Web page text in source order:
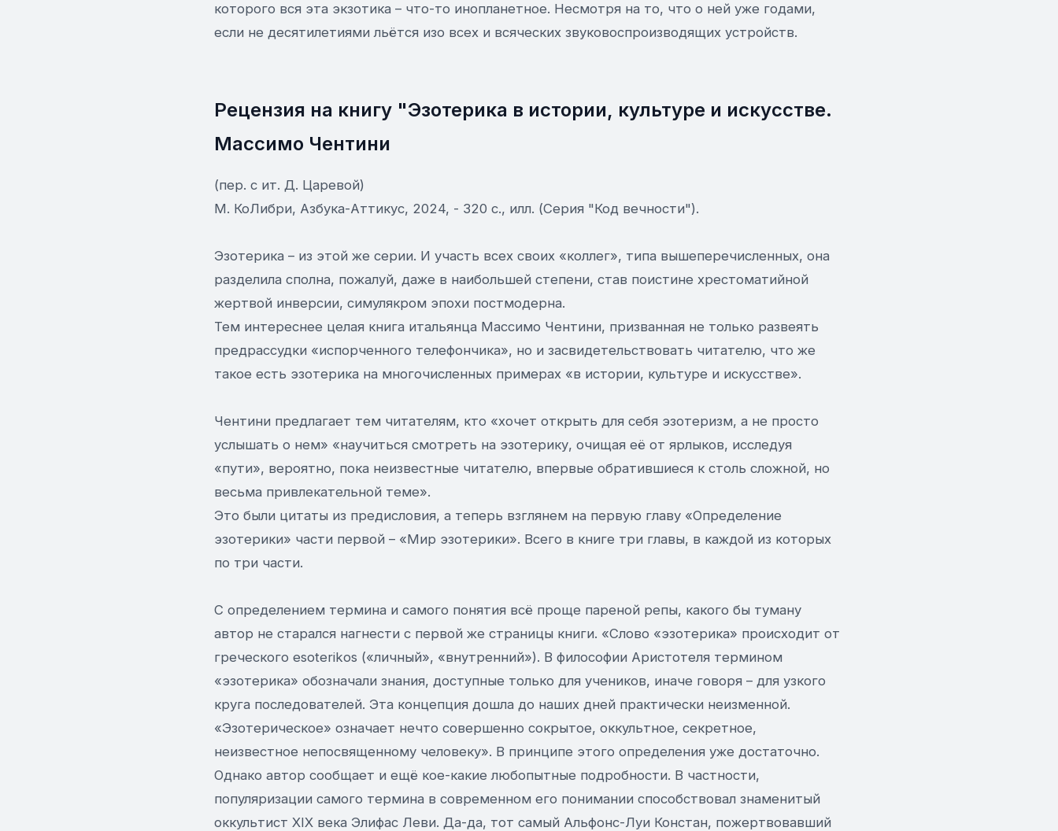
которого вся эта экзотика – что-то инопланетное. Несмотря на то, что о ней уже годами,
если не десятилетиями льётся изо всех и всяческих звуковоспроизводящих устройств.
Рецензия на книгу "Эзотерика в истории, культуре и искусстве.
Массимо Чентини
(пер. с ит. Д. Царевой)
М. КоЛибри, Азбука-Аттикус, 2024, - 320 с., илл. (Серия "Код вечности").
Эзотерика – из этой же серии. И участь всех своих «коллег», типа вышеперечисленных, она
разделила сполна, пожалуй, даже в наибольшей степени, став поистине хрестоматийной
жертвой инверсии, симулякром эпохи постмодерна.
Тем интереснее целая книга итальянца Массимо Чентини, призванная не только развеять
предрассудки «испорченного телефончика», но и засвидетельствовать читателю, что же
такое есть эзотерика на многочисленных примерах «в истории, культуре и искусстве».
Чентини предлагает тем читателям, кто «хочет открыть для себя эзотеризм, а не просто
услышать о нем» «научиться смотреть на эзотерику, очищая её от ярлыков, исследуя
«пути», вероятно, пока неизвестные читателю, впервые обратившиеся к столь сложной, но
весьма привлекательной теме».
Это были цитаты из предисловия, а теперь взглянем на первую главу «Определение
эзотерики» части первой – «Мир эзотерики». Всего в книге три главы, в каждой из которых
по три части.
С определением термина и самого понятия всё проще пареной репы, какого бы туману
автор не старался нагнести с первой же страницы книги. «Слово «эзотерика» происходит от
греческого esoterikos («личный», «внутренний»). В философии Аристотеля термином
«эзотерика» обозначали знания, доступные только для учеников, иначе говоря – для узкого
круга последователей. Эта концепция дошла до наших дней практически неизменной.
«Эзотерическое» означает нечто совершенно сокрытое, оккультное, секретное,
неизвестное непосвященному человеку». В принципе этого определения уже достаточно.
Однако автор сообщает и ещё кое-какие любопытные подробности. В частности,
популяризации самого термина в современном его понимании способствовал знаменитый
оккультист XIX века Элифас Леви. Да-да, тот самый Альфонс-Луи Констан, пожертвовавший